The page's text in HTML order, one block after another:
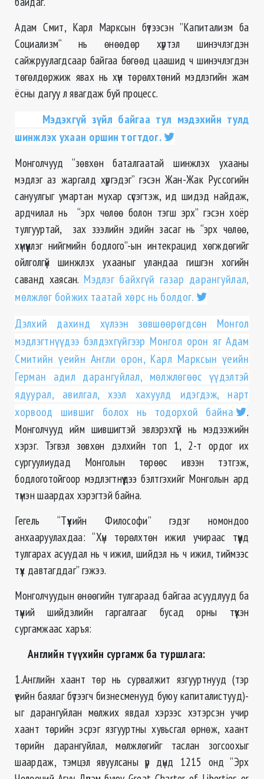
Адам Смит, Карл Марксын бүтээсэн ”Капитализм ба
Социализм“ нь өнөөдөр хүртэл шинэчлэгдэн
сайжруулагдсаар байгаа бөгөөд цаашид ч шинэчлэгдэн
төгөлдөржиж явах нь хүн төрөлхтөний мэдлэгийн жам
ёсны дагуу л явагдаж буй процесс.
Мэдэхгүй зүйл байгаа тул мэдэхийн тулд
шинжлэх ухаан оршин тогтдог.
Монголчууд “зөвхөн баталгаатай шинжлэх ухааны
мэдлэг аз жаргалд хүргэдэг” гэсэн Жан-Жак Руcсогийн
сануулгыг умартан мухар сүсэгтэж, ид шидэд найдаж,
ардчилал нь “эрх чөлөө болон тэгш эрх” гэсэн хоёр
тулгууртай, зах зээлийн эдийн засаг нь “эрх чөлөө,
хүмүүнлэг нийгмийн бодлого”-ын интекрацид хөгждөгийг
ойлголгүй шинжлэх ухааныг уландаа гишгэн хогийн
саванд хаясан. Мэдлэг байхгүй газар дарангуйлал,
мөлжлөг бойжих таатай хөрс нь болдог.
Дэлхий дахинд хүлээн зөвшөөрөгдсөн Монгол
мэдлэгтнүүдээ бэлдэхгүйгээр Монгол орон яг Адам
Смитийн үеийн Англи орон, Карл Марксын үеийн
Герман адил дарангуйлал, мөлжлөгөөс үүдэлтэй
ядуурал, авилгал, хээл хахуулд идэгдэж, нарт
хорвоод шившиг болох нь тодорхой байна
.
Монголчууд ийм шившигтэй эвлэрэхгүй нь мэдээжийн
хэрэг. Тэгвэл зөвхөн дэлхийн топ 1, 2-т ордог их
сургуулиудад Монголын төрөөс ивээн тэтгэж,
бодлоготойгоор мэдлэгтнүүдээ бэлтгэхийг Монголын ард
түмэн шаардах хэрэгтэй байна.
Гегель “Түүхийн Философи” гэдэг номондоо
анхааруулахдаа: “Хүн төрөлхтөн ижил учираас түүнд
тулгарах асуудал нь ч ижил, шийдэл нь ч ижил, тиймээс
түүх давтагддаг” гэжээ.
Монголчуудын өнөөгийн тулгараад байгаа асуудлууд ба
түүний шийдэлийн гаргалгааг бусад орны түүхэн
сургамжаас харъя:
Английн түүхийн сургамж ба туршлага:
1.Английн хаант төр нь сурвалжит язгууртнууд (тэр
үеийн баялаг бүтээгч бизнесменууд буюу капиталистууд)-
ыг дарангуйлан мөлжих явдал хэрээс хэтэрсэн учир
хаант төрийн эсрэг язгууртны хувьсгал өрнөж, хаант
төрийн дарангуйлал, мөлжлөгийг таслан зогсоохыг
шаардаж, тэмцэл явуулсаны үр дүнд 1215 онд “Эрх